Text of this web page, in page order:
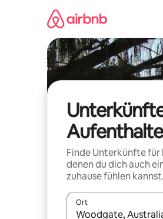
Finde Unterkünfte
denen du dich auch
zuhause fühlen kannst.
Ort
Wenn Ergebnisse